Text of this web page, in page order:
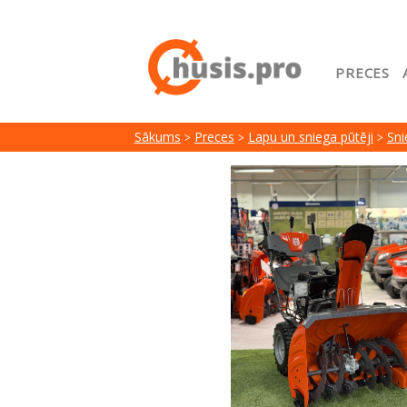
PRECES
Google
Preču
Serviss
Sākums Preces Lapu un sniega pūtēji